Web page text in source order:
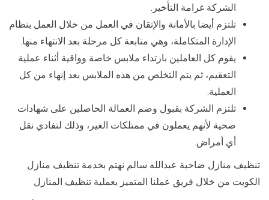
الشركة غرامة التأخير.
تلتزم أيضا بالأمانة والإتقان في العمل من خلال العمل بنظام
الإدارة المتكاملة، وهي متابعة كل مرحلة بعد الانتهاء منها.
يقوم كل العاملين بارتداء ملابس خاصة وواقية أثناء عملية
التعقيم، ثم يتم التخلص من هذه الملابس بعد إنهاء من كل
العملية.
تلتزم الشركة بقبول وضم العمالة الحاصلين على شهادات
صحية لأنهم يعملون في ممتلكات الغير، وذلك لتفادي نقل
أي أمراض.
تنظيف منازل ضاحية عبدالله سالم نهتم بخدمة تنظيف منازل
الكويت من خلال فريق عملنا المتميز بعملية تنظيف المنازل